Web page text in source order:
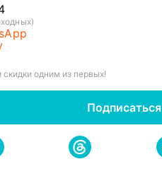
одним из первых!
Подписаться